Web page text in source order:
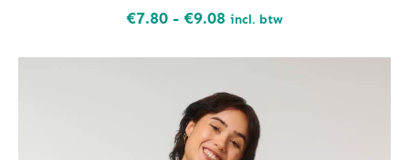
€7.80 - €9.08 Prijsklasse:
€9.08
incl. btw